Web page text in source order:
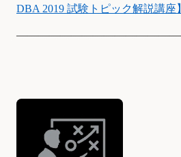
DBA 2019 試験トピック解説講座
Authors